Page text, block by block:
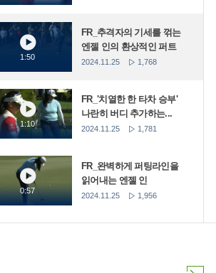
1:50
FR_추격자의 기세를 꺾는
엔젤 인의 환상적인 퍼트
2024.11.25 1,768
1:10
FR_'치열한 한 타차 승부'
나란히 버디 추가하는...
2024.11.25 1,781
0:57
FR_완벽하게 퍼팅라인을
읽어내는 엔젤 인
2024.11.25 1,956